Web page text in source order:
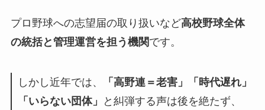
プロ野球への志望届の取り扱いなど高校野球全体
の統括と管理運営を担う機関です。
しかし近年では、
「高野連＝老害」「時代遅れ」
「いらない団体」
と糾弾する声は後を絶たず、